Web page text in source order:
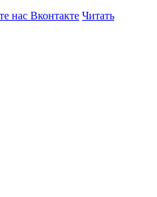
нас Вконтакте Читать